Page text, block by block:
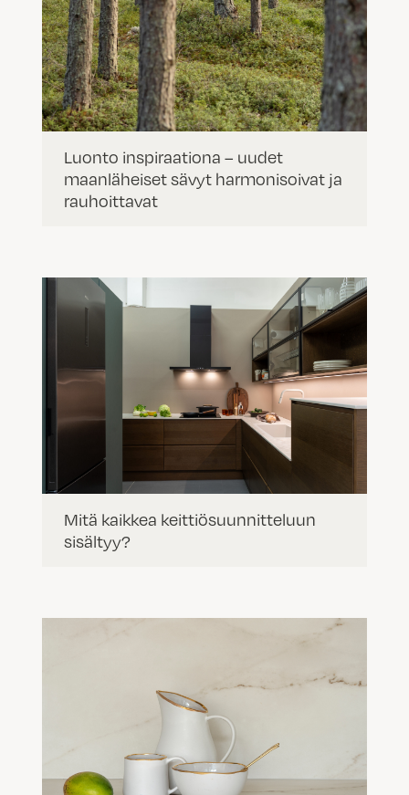
Luonto inspiraationa – uudet
maanläheiset sävyt harmonisoivat ja
rauhoittavat
Mitä kaikkea keittiösuunnitteluun
sisältyy?